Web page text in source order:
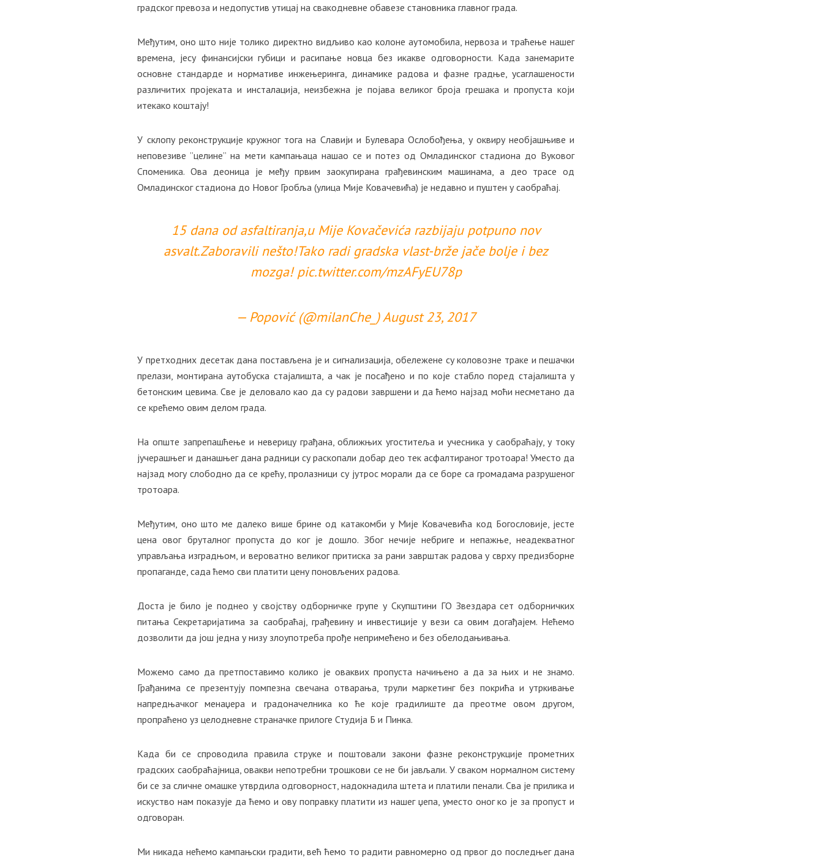
градског превоза и недопустив утицај на свакодневне обавезе становника главног града.
Међутим, оно што није толико директно видљиво као колоне аутомобила, нервоза и траћење нашег
времена, јесу финансијски губици и расипање новца без икакве одговорности. Када занемарите
основне стандарде и нормативе инжењеринга, динамике радова и фазне градње, усаглашености
различитих пројеката и инсталација, неизбежна је појава великог броја грешака и пропуста који
итекако коштају!
У склопу реконструкције кружног тога на Славији и Булевара Ослобођења, у оквиру необјашњиве и
неповезиве ”целине” на мети кампањаца нашао се и потез од Омладинског стадиона до Вуковог
Споменика. Ова деоница је међу првим заокупирана грађевинским машинама, а део трасе од
Омладинског стадиона до Новог Гробља (улица Мије Ковачевића) је недавно и пуштен у саобраћај.
15 dana od asfaltiranja,u Mije Kovačevića razbijaju potpuno nov
asvalt.Zaboravili nešto!Tako radi gradska vlast-brže jače bolje i bez
mozga! pic.twitter.com/mzAFyEU78p
— Popović (@milanChe_)August 23, 2017
У претходних десетак дана постављена је и сигнализација, обележене су коловозне траке и пешачки
прелази, монтирана аутобуска стајалишта, а чак је посађено и по које стабло поред стајалишта у
бетонским цевима. Све је деловало као да су радови завршени и да ћемо најзад моћи несметано да
се крећемо овим делом града.
На опште запрепашћење и неверицу грађана, оближњих угоститеља и учесника у саобраћају, у току
јучерашњег и данашњег дана радници су раскопали добар део тек асфалтираног тротоара! Уместо да
најзад могу слободно да се крећу, пролазници су јутрос морали да се боре са громадама разрушеног
тротоара.
Међутим, оно што ме далеко више брине од катакомби у Мије Ковачевића код Богословије, јесте
цена овог бруталног пропуста до ког је дошло. Због нечије небриге и непажње, неадекватног
управљања изградњом, и вероватно великог притиска за рани заврштак радова у сврху предизборне
пропаганде, сада ћемо сви платити цену поновљених радова.
Доста је било је поднео у својству одборничке групе у Скупштини ГО Звездара сет одборничких
питања Секретаријатима за саобраћај, грађевину и инвестиције у вези са овим догађајем. Нећемо
дозволити да још једна у низу злоупотреба прође непримећено и без обелодањивања.
Можемо само да претпоставимо колико је оваквих пропуста начињено а да за њих и не знамо.
Грађанима се презентују помпезна свечана отварања, трули маркетинг без покрића и утркивање
напредњачког менаџера и градоначелника ко ће које градилиште да преотме овом другом,
пропраћено уз целодневне страначке прилоге Студија Б и Пинка.
Када би се спроводила правила струке и поштовали закони фазне реконструкције прометних
градских саобраћајница, овакви непотребни трошкови се не би јављали. У сваком нормалном систему
би се за сличне омашке утврдила одговорност, надокнадила штета и платили пенали. Сва је прилика и
искуство нам показује да ћемо и ову поправку платити из нашег џепа, уместо оног ко је за пропуст и
одговоран.
Ми никада нећемо кампањски градити, већ ћемо то радити равномерно од првог до последњег дана